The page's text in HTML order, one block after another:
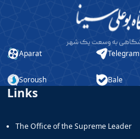
Aparat Telegram
Soroush Bale
Links
The Office of the Supreme Leader